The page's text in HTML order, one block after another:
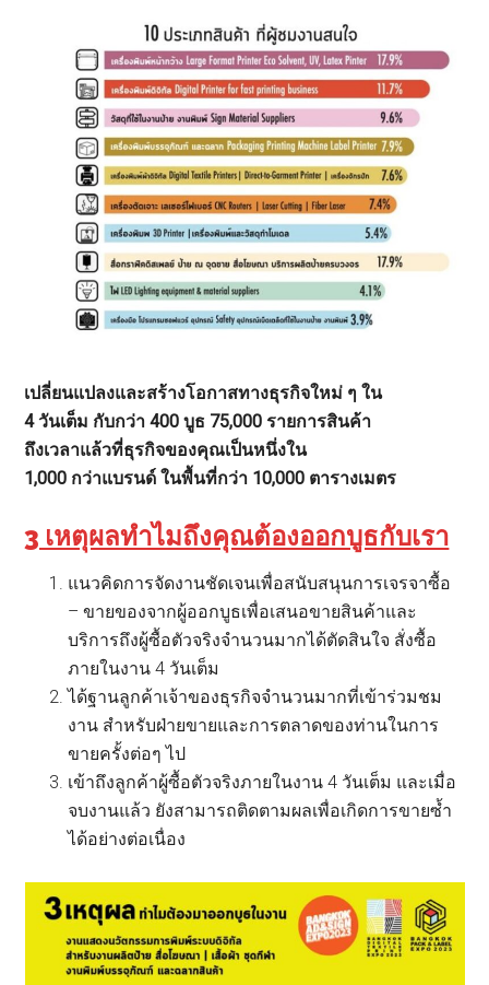
เปลี่ยนแปลงและสร้างโอกาสทางธุรกิจใหม่ ๆ ใน
4 วันเต็ม กับกว่า 400 บูธ 75,000 รายการสินค้า
ถึงเวลาแล้วที่ธุรกิจของคุณเป็นหนึ่งใน
1,000 กว่าแบรนด์ ในพื้นที่กว่า 10,000 ตารางเมตร
3 เหตุผลทำไมถึงคุณต้องออกบูธกับเรา
แนวคิดการจัดงานชัดเจนเพื่อสนับสนุนการเจรจาซื้อ
– ขายของจากผู้ออกบูธเพื่อเสนอขายสินค้าและ
บริการถึงผู้ซื้อตัวจริงจำนวนมากได้ตัดสินใจ สั่งซื้อ
ภายในงาน 4 วันเต็ม
ได้ฐานลูกค้าเจ้าของธุรกิจจำนวนมากที่เข้าร่วมชม
งาน สำหรับฝ่ายขายและการตลาดของท่านในการ
ขายครั้งต่อๆ ไป
เข้าถึงลูกค้าผู้ซื้อตัวจริงภายในงาน 4 วันเต็ม และเมื่อ
จบงานแล้ว ยังสามารถติดตามผลเพื่อเกิดการขายซ้ำ
ได้อย่างต่อเนื่อง